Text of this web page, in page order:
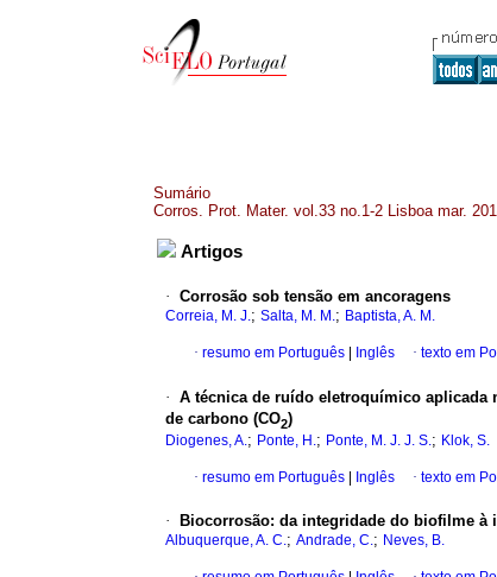
Sumário
Corros. Prot. Mater. vol.33 no.1-2 Lisboa mar.
Artigos
· Corrosão sob tensão em ancoragens
Correia, M. J.; Salta, M. M.; Baptista, A. M.
· resumo em Português Inglês · texto em
· A técnica de ruído eletroquímico aplicada
de carbono (CO2)
Diogenes, A. ; Ponte, H. ; Ponte, M. J. J. S. ; Klok, S.
· resumo em Português | Inglês · texto em
· Biocorrosão: da integridade do biofilme à
Albuquerque, A. C.; Andrade, C.; Neves, B.